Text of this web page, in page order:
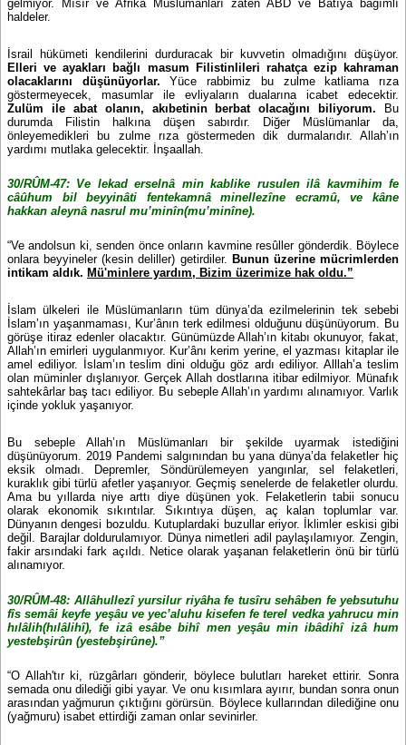
gelmiyor. Mısır ve Afrika Müslümanları zaten ABD ve Batıya bağımlı
haldeler.
İsrail hükümeti kendilerini durduracak bir kuvvetin olmadığını düşüyor.
Elleri ve ayakları bağlı masum Filistinlileri rahatça ezip kahraman
olacaklarını düşünüyorlar. Yüce rabbimiz bu zulme katliama rıza
göstermeyecek, masumlar ile evliyaların dualarına icabet edecektir.
Zulüm ile abat olanın, akıbetinin berbat olacağını biliyorum. Bu
durumda Filistin halkına düşen sabırdır. Diğer Müslümanlar da,
önleyemedikleri bu zulme rıza göstermeden dik durmalarıdır. Allah’ın
yardımı mutlaka gelecektir. İnşaallah.
30/RÛM-47: Ve lekad erselnâ min kablike rusulen ilâ kavmihim fe
câûhum bil beyyinâti fentekamnâ minellezîne ecramû, ve kâne
hakkan aleynâ nasrul mu’minîn(mu’minîne).
“Ve andolsun ki, senden önce onların kavmine resûller gönderdik. Böylece
onlara beyyineler (kesin deliller) getirdiler. Bunun üzerine mücrimlerden
intikam aldık. Mü'minlere yardım, Bizim üzerimize hak oldu.”
İslam ülkeleri ile Müslümanların tüm dünya’da ezilmelerinin tek sebebi
İslam’ın yaşanmaması, Kur’ânın terk edilmesi olduğunu düşünüyorum. Bu
görüşe itiraz edenler olacaktır. Günümüzde Allah’ın kitabı okunuyor, fakat,
Allah’ın emirleri uygulanmıyor. Kur’ânı kerim yerine, el yazması kitaplar ile
amel ediliyor. İslam’ın teslim dini olduğu göz ardı ediliyor. Alllah’a teslim
olan müminler dışlanıyor. Gerçek Allah dostlarına itibar edilmiyor. Münafık
sahtekârlar baş tacı ediliyor. Bu sebeple Allah’ın yardımı alınamıyor. Varlık
içinde yokluk yaşanıyor.
Bu sebeple Allah’ın Müslümanları bir şekilde uyarmak istediğini
düşünüyorum. 2019 Pandemi salgınından bu yana dünya’da felaketler hiç
eksik olmadı. Depremler, Söndürülemeyen yangınlar, sel felaketleri,
kuraklık gibi türlü afetler yaşanıyor. Geçmiş senelerde de felaketler olurdu.
Ama bu yıllarda niye arttı diye düşünen yok. Felaketlerin tabii sonucu
olarak ekonomik sıkıntılar. Sıkıntıya düşen, aç kalan toplumlar var.
Dünyanın dengesi bozuldu. Kutuplardaki buzullar eriyor. İklimler eskisi gibi
değil. Barajlar doldurulamıyor. Dünya nimetleri adil paylaşılamıyor. Zengin,
fakir arsındaki fark açıldı. Netice olarak yaşanan felaketlerin önü bir türlü
alınamıyor.
30/RÛM-48: Allâhullezî yursilur riyâha fe tusîru sehâben fe yebsutuhu
fîs semâi keyfe yeşâu ve yec’aluhu kisefen fe terel vedka yahrucu min
hılâlih(hılâlihî), fe izâ esâbe bihî men yeşâu min ibâdihî izâ hum
yestebşirûn (yestebşirûne).”
“O Allah'tır ki, rüzgârları gönderir, böylece bulutları hareket ettirir. Sonra
semada onu dilediği gibi yayar. Ve onu kısımlara ayırır, bundan sonra onun
arasından yağmurun çıktığını görürsün. Böylece kullarından dilediğine onu
(yağmuru) isabet ettirdiği zaman onlar sevinirler.